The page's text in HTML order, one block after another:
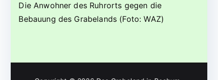
Die Anwohner des Ruhrorts gegen die
Bebauung des Grabelands (Foto: WAZ)